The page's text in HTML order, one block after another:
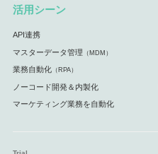
活用シーン
API連携
マスターデータ管理 （MDM）
業務自動化（RPA）
ノーコード開発＆内製化
マーケティング業務を自動化